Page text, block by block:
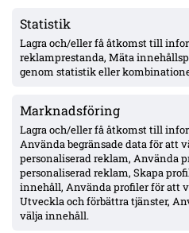
Statistik
Lagra och/eller få åtkomst till
reklamprestanda, Mäta
genom statistik eller
Marknadsföring
Lagra och/eller få åtkomst till
Använda begränsade data för att
personaliserad reklam, Använda
personaliserad reklam, Skapa
innehåll, Använda profiler för att
Utveckla och förbättra tjänster,
välja innehåll.
Häcken: Seger klar
knäskada, siktar på
Hammarbys Hahn efter
formsvacka, retur 13
Efter
föreningssamarbete –
Superettan